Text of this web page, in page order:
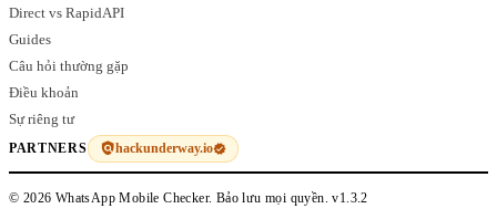
Direct vs RapidAPI
Guides
Câu hỏi thường gặp
Điều khoản
Sự riêng tư
PARTNERS hackunderway.io
© 2026 WhatsApp Mobile Checker. Bảo lưu mọi quyền.v1.3.2